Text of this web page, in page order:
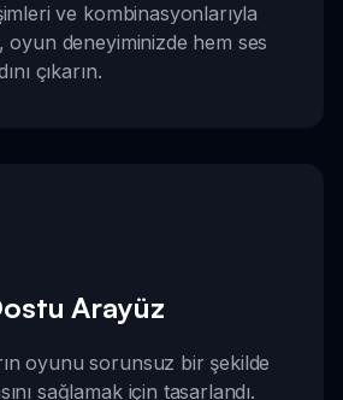
ve kombinasyonlarıyla
oyun deneyiminizde hem ses
çıkarın.
Arayüz
oyunu sorunsuz bir şekilde
sağlamak için tasarlandı.